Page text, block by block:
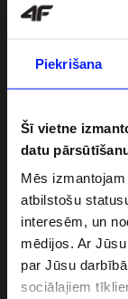
Piekrišana
Šī vietne
datu
Mēs
atbilstošu
interesēm, un
mēdijos. Ar
par Jūsu
sociālajiem